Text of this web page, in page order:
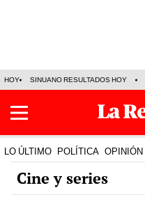
HOY SINUANO RESULTADOS HOY
LO ÚLTIMO POLÍTICA OPINIÓN
Cine y series